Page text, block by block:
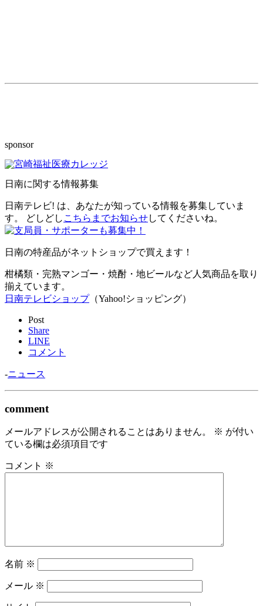
sponsor
日南に関する情報募集
日南テレビ! は、あなたが知っている情報を募集していま
す。 どしどし こちらまでお知らせしてくださいね。
日南の特産品がネットショップで買えます！
柑橘類・完熟マンゴー・焼酎・地ビールなど人気商品を取り
揃えています。
日南テレビショップ（Yahoo!ショッピング）
Post
Share
LINE
コメント
-ニュース
comment
メールアドレスが公開されることはありません。 ※ が付い
ている欄は必須項目です
コメント ※
名前 ※
メール ※